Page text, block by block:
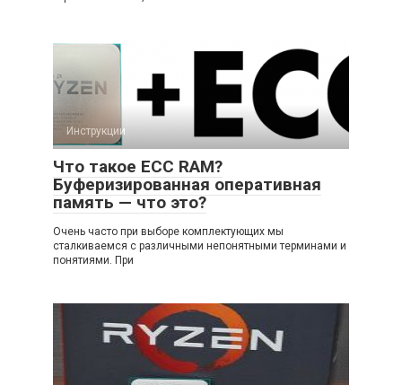
Инструкции
Что такое ECC RAM?
Буферизированная оперативная
память — что это?
Очень часто при выборе комплектующих мы
сталкиваемся с различными непонятными терминами и
понятиями. При